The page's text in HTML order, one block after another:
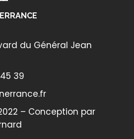
du Général Jean
39
– Conception par